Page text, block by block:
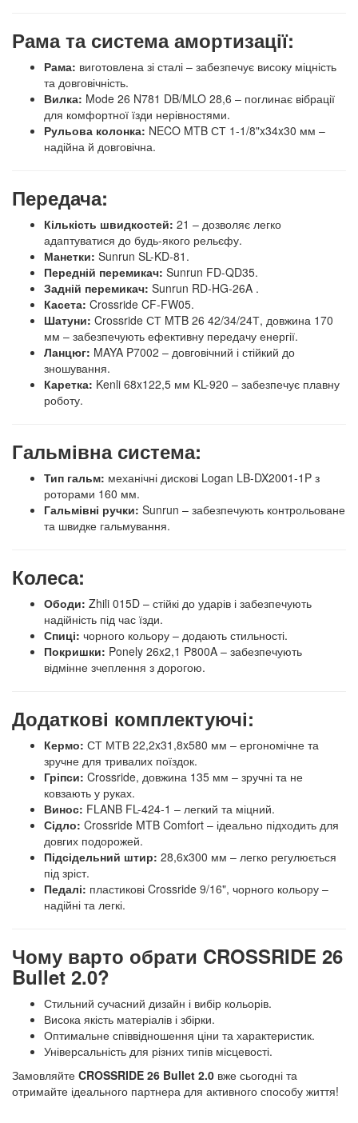
Рама та система амортизації:
Рама: виготовлена зі сталі – забезпечує високу міцність
та довговічність.
Вилка: Mode 26 N781 DB/MLO 28,6 – поглинає вібрації
для комфортної їзди нерівностями.
Рульова колонка: NECO MTB СТ 1-1/8"x34x30 мм –
надійна й довговічна.
Передача:
Кількість швидкостей: 21 – дозволяє легко
адаптуватися до будь-якого рельєфу.
Манетки: Sunrun SL-KD-81.
Передній перемикач: Sunrun FD-QD35.
Задній перемикач: Sunrun RD-HG-26A .
Касета: Crossride CF-FW05.
Шатуни: Crossride СТ MTB 26 42/34/24Т, довжина 170
мм – забезпечують ефективну передачу енергії.
Ланцюг: MAYA P7002 – довговічний і стійкий до
зношування.
Каретка: Kenli 68x122,5 мм KL-920 – забезпечує плавну
роботу.
Гальмівна система:
Тип гальм: механічні дискові Logan LB-DX2001-1P з
роторами 160 мм.
Гальмівні ручки: Sunrun – забезпечують контрольоване
та швидке гальмування.
Колеса:
Ободи: Zhili 015D – стійкі до ударів і забезпечують
надійність під час їзди.
Спиці: чорного кольору – додають стильності.
Покришки: Ponely 26x2,1 P800A – забезпечують
відмінне зчеплення з дорогою.
Додаткові комплектуючі:
Кермо: СТ МТВ 22,2x31,8x580 мм – ергономічне та
зручне для тривалих поїздок.
Гріпси: Crossride, довжина 135 мм – зручні та не
ковзають у руках.
Винос: FLANB FL-424-1 – легкий та міцний.
Сідло: Crossride MTB Comfort – ідеально підходить для
довгих подорожей.
Підсідельний штир: 28,6x300 мм – легко регулюється
під зріст.
Педалі: пластикові Crossride 9/16", чорного кольору –
надійні та легкі.
Чому варто обрати CROSSRIDE 26
Bullet 2.0?
Стильний сучасний дизайн і вибір кольорів.
Висока якість матеріалів і збірки.
Оптимальне співвідношення ціни та характеристик.
Універсальність для різних типів місцевості.
Замовляйте CROSSRIDE 26 Bullet 2.0 вже сьогодні та
отримайте ідеального партнера для активного способу життя!